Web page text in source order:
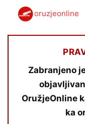
oruzjeonline
Zabranjeno
OružjeOnline
ka